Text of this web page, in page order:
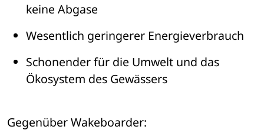
keine Abgase
Wesentlich geringerer Energieverbrauch
Schonender fü
Ökosystem des Gewässers
Gegenüber Wakeboarder: